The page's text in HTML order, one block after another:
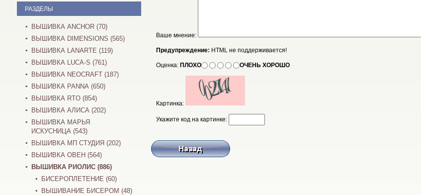
Ваше мнение:
Предупреждение: HTML не поддерживается!
Оценка: ПЛОХО ОЧЕНЬ ХОРОШО
Картинка:
Укажите код на картинке:
РАЗДЕЛЫ
ВЫШИВКА ANCHOR (70)
ВЫШИВКА DIMENSIONS (565)
ВЫШИВКА LANARTE (119)
ВЫШИВКА LUCA-S (761)
ВЫШИВКА NEOCRAFT (187)
ВЫШИВКА PANNA (650)
ВЫШИВКА RTO (854)
ВЫШИВКА АЛИСА (202)
ВЫШИВКА МАРЬЯ
ИСКУСНИЦА (543)
ВЫШИВКА МП СТУДИЯ (202)
ВЫШИВКА ОВЕН (564)
ВЫШИВКА РИОЛИС (886)
БИСЕРОПЛЕТЕНИЕ (60)
ВЫШИВАНИЕ БИСЕРОМ (48)